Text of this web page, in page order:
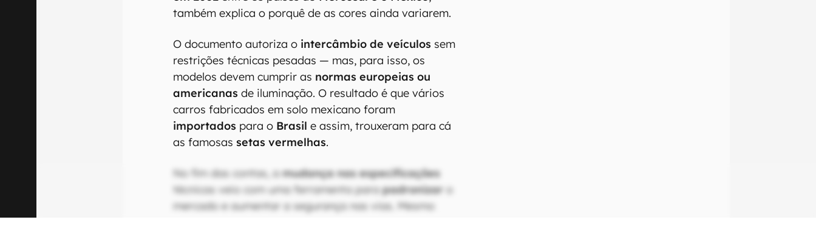
também explica o porquê de as cores ainda variarem.
O documento autoriza o intercâmbio de veículos sem
restrições técnicas pesadas — mas, para isso, os
modelos devem cumprir as normas europeias ou
americanas de iluminação. O resultado é que vários
carros fabricados em solo mexicano foram
importados para o Brasil e assim, trouxeram para cá
as famosassetas vermelhas.
No fim das contas, amudança nas especificações
técnicas veio com uma ferramenta parapadronizar o
mercado e aumentar a segurança nas vias. Mesmo